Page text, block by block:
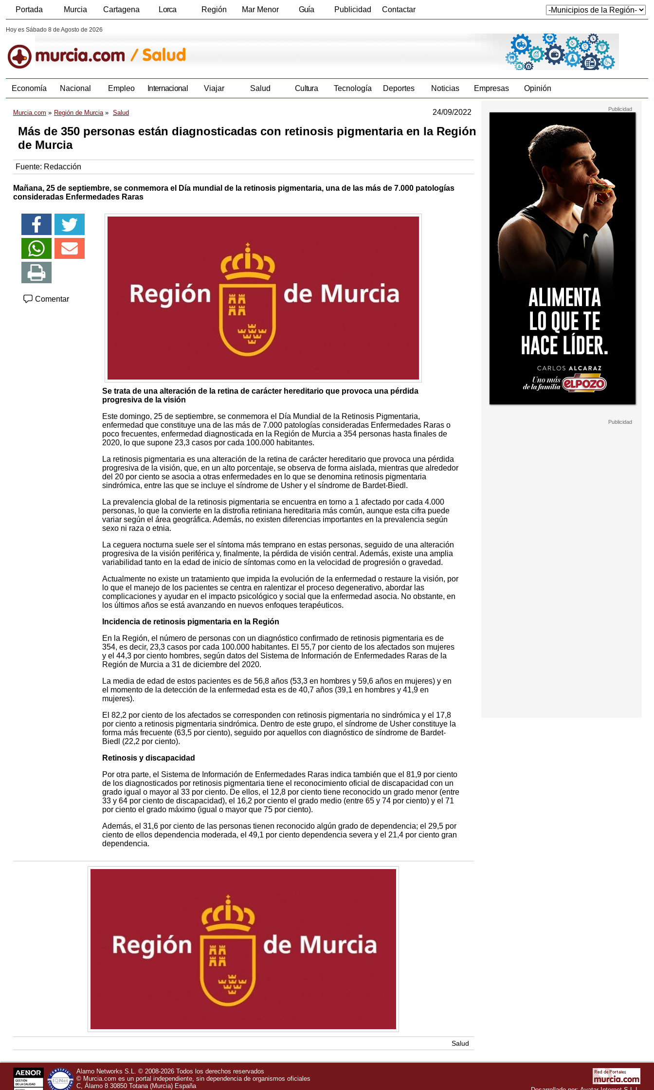
Portada Murcia Cartagena Lorca Región Mar Menor Guía Publicidad Contactar
Hoy es Sábado 8 de Agosto de 2026
Economía Nacional Empleo Internacional Viajar Salud Cultura Tecnología Deportes Noticias Empresas Opinión
Murcia.com Región de Murcia Salud 24/09/2022
Más de 350 personas están diagnosticadas con retinosis pigmentaria en la Región
de Murcia
Fuente: Redacción
Mañana, 25 de septiembre, se conmemora el Día mundial de la retinosis pigmentaria, una de las más de 7.000 patologías
consideradas Enfermedades Raras
Comentar
Se trata de una alteración de la retina de carácter hereditario que provoca una pérdida
progresiva de la visión
Este domingo, 25 de septiembre, se conmemora el Día Mundial de la Retinosis Pigmentaria,
enfermedad que constituye una de las más de 7.000 patologías consideradas Enfermedades Raras o
poco frecuentes, enfermedad diagnosticada en la Región de Murcia a 354 personas hasta finales de
2020, lo que supone 23,3 casos por cada 100.000 habitantes.
La retinosis pigmentaria es una alteración de la retina de carácter hereditario que provoca una pérdida
progresiva de la visión, que, en un alto porcentaje, se observa de forma aislada, mientras que alrededor
del 20 por ciento se asocia a otras enfermedades en lo que se denomina retinosis pigmentaria
sindrómica, entre las que se incluye el síndrome de Usher y el síndrome de Bardet-Biedl.
La prevalencia global de la retinosis pigmentaria se encuentra en torno a 1 afectado por cada 4.000
personas, lo que la convierte en la distrofia retiniana hereditaria más común, aunque esta cifra puede
variar según el área geográfica. Además, no existen diferencias importantes en la prevalencia según
sexo ni raza o etnia.
La ceguera nocturna suele ser el síntoma más temprano en estas personas, seguido de una alteración
progresiva de la visión periférica y, finalmente, la pérdida de visión central. Además, existe una amplia
variabilidad tanto en la edad de inicio de síntomas como en la velocidad de progresión o gravedad.
Actualmente no existe un tratamiento que impida la evolución de la enfermedad o restaure la visión, por
lo que el manejo de los pacientes se centra en ralentizar el proceso degenerativo, abordar las
complicaciones y ayudar en el impacto psicológico y social que la enfermedad asocia. No obstante, en
los últimos años se está avanzando en nuevos enfoques terapéuticos.
Incidencia de retinosis pigmentaria en la Región
En la Región, el número de personas con un diagnóstico confirmado de retinosis pigmentaria es de
354, es decir, 23,3 casos por cada 100.000 habitantes. El 55,7 por ciento de los afectados son mujeres
y el 44,3 por ciento hombres, según datos del Sistema de Información de Enfermedades Raras de la
Región de Murcia a 31 de diciembre del 2020.
La media de edad de estos pacientes es de 56,8 años (53,3 en hombres y 59,6 años en mujeres) y en
el momento de la detección de la enfermedad esta es de 40,7 años (39,1 en hombres y 41,9 en
mujeres).
El 82,2 por ciento de los afectados se corresponden con retinosis pigmentaria no sindrómica y el 17,8
por ciento a retinosis pigmentaria sindrómica. Dentro de este grupo, el síndrome de Usher constituye la
forma más frecuente (63,5 por ciento), seguido por aquellos con diagnóstico de síndrome de Bardet-
Biedl (22,2 por ciento).
Retinosis y discapacidad
Por otra parte, el Sistema de Información de Enfermedades Raras indica también que el 81,9 por ciento
de los diagnosticados por retinosis pigmentaria tiene el reconocimiento oficial de discapacidad con un
grado igual o mayor al 33 por ciento. De ellos, el 12,8 por ciento tiene reconocido un grado menor (entre
33 y 64 por ciento de discapacidad), el 16,2 por ciento el grado medio (entre 65 y 74 por ciento) y el 71
por ciento el grado máximo (igual o mayor que 75 por ciento).
Además, el 31,6 por ciento de las personas tienen reconocido algún grado de dependencia; el 29,5 por
ciento de ellos dependencia moderada, el 49,1 por ciento dependencia severa y el 21,4 por ciento gran
dependencia.
Salud
Alamo Networks S.L. © 2008-2026 Todos los derechos reservados
© Murcia.com es un portal independiente, sin dependencia de organismos oficiales
C, Álamo 8 30850 Totana (Murcia) España